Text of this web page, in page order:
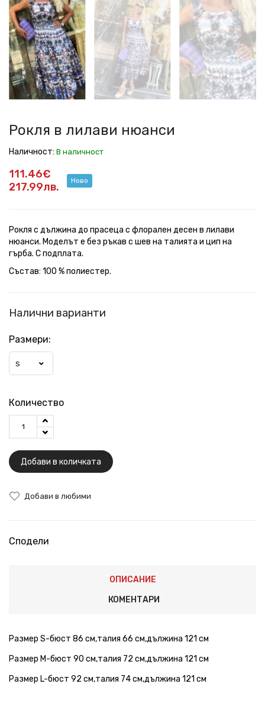
в
лилави
нюанси
в
лилави
нюанси
в
лилави
нюанси
в
лилави
нюанси
в
лилави
нюанси
в
лилави
нюанси
Рокля в лилави нюанси
Наличност: В наличност
111.46€
217.99лв.
Ново
Рокля с дължина до прасеца с флорален десен в лилави
нюанси. Моделът е без ръкав с шев на талията и цип на
гърба. С подплата.
Състав: 100 % полиестер.
Налични варианти
Размери:
S
Количество
Добави в количката
Добави в любими
Сподели
ОПИСАНИЕ
КОМЕНТАРИ
Размер S-бюст 86 см,талия 66 см,дължина 121 см
Размер М-бюст 90 см,талия 72 см,дължина 121 см
Размер L-бюст 92 см,талия 74 см,дължина 121 см